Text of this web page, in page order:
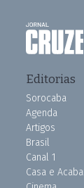
Editorias
Sorocaba
Agenda
Artigos
Brasil
Canal 1
Casa e